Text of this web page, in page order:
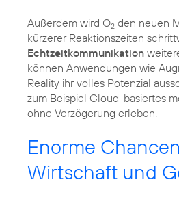
Außerdem wird O2 den neuen
kürzerer Reaktionszeiten
Echtzeitkommunikation
können Anwendungen wie
Reality ihr volles Potenzial
zum Beispiel Cloud-basiertes
ohne Verzögerung erleben.
Enorme
Wirtschaft und